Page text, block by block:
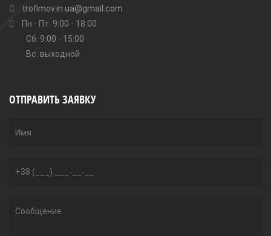
trofimov.in.ua@gmail.com
Пн - Пт: 9:00 - 18:00
Сб: 9:00 - 15:00
Вс: выходной
ОТПРАВИТЬ ЗАЯВКУ